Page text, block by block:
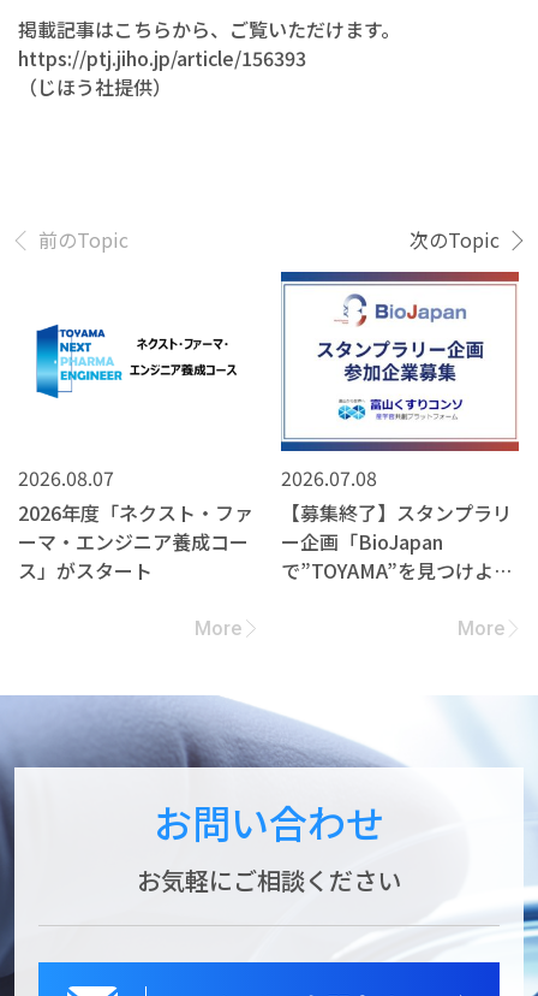
掲載記事はこちらから、ご覧いただけます。
https://ptj.jiho.jp/article/156393
（じほう社提供）
2026.08.07
2026年度「ネクスト・ファ
ーマ・エンジニア養成コー
ス」がスタート
More
2026.07.08
【募集終了】スタンプラリ
ー企画「BioJapan
で”TOYAMA”を見つけよ
More
前のTopic 次のTopic
お問い合わせ
お気軽にご相談ください